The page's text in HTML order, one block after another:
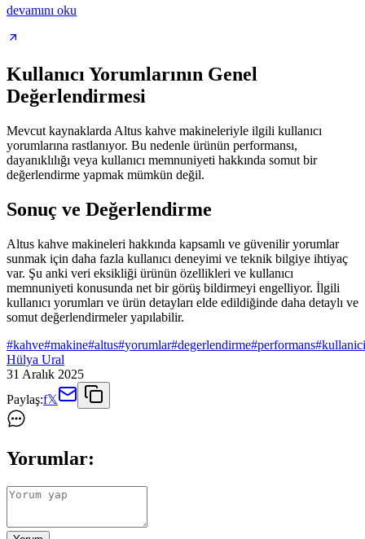
devamını oku
Kullanıcı Yorumlarının Genel
Değerlendirmesi
Mevcut kaynaklarda Altus kahve makineleriyle ilgili kullanıcı
yorumlarına rastlanıyor. Bu nedenle ürünün performansı,
dayanıklılığı veya kullanıcı memnuniyeti hakkında somut bir
değerlendirme yapmak mümkün değil.
Sonuç ve Değerlendirme
Altus kahve makineleri hakkında kapsamlı ve güvenilir yorumlar
sunmak için daha fazla kullanıcı deneyimi ve teknik bilgiye ihtiyaç
var. Şu anki veri eksikliği ürünün özellikleri ve kullanıcı
memnuniyeti konusunda net bir görüş bildirmeyi engelliyor. İlgili
kullanıcı yorumları ve ürün detayları elde edildiğinde daha detaylı ve
somut değerlendirmeler yapılabilir.
#kahve#makine#altus#yorumlar#degerlendirme#performans#kullanici
Hülya Ural
31 Aralık 2025
Paylaş:f𝕏
Yorumlar: